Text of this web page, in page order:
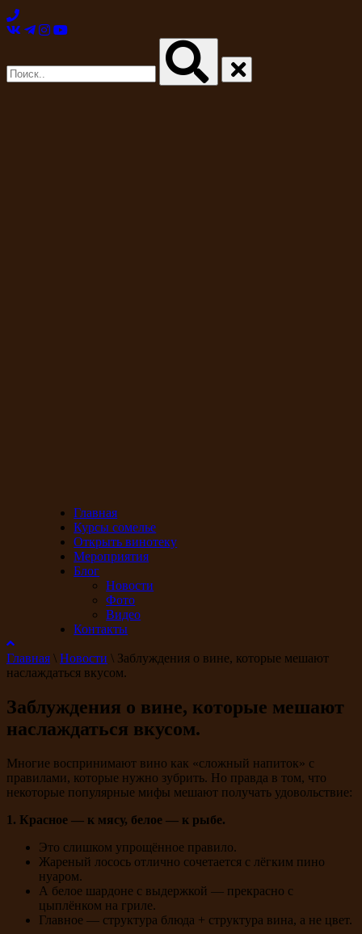
Главная
Курсы сомелье
Открыть винотеку
Мероприятия
Блог
Новости
Фото
Видео
Контакты
Главная \ Новости \ Заблуждения о вине, которые мешают
наслаждаться вкусом.
Заблуждения о вине, которые мешают
наслаждаться вкусом.
Многие воспринимают вино как «сложный напиток» с
правилами, которые нужно зубрить. Но правда в том, что
некоторые популярные мифы мешают получать удовольствие:
1. Красное — к мясу, белое — к рыбе.
Это слишком упрощённое правило.
Жареный лосось отлично сочетается с лёгким пино
нуаром.
А белое шардоне с выдержкой — прекрасно с
цыплёнком на гриле.
Главное — структура блюда + структура вина, а не цвет.